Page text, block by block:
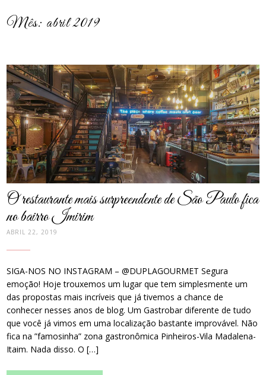
Mês: abril 2019
post
thumbnail
O restaurante mais surpreendente de São Paulo fica
no bairro Imirim
ABRIL 22, 2019
SIGA-NOS NO INSTAGRAM – @DUPLAGOURMET Segura
emoção! Hoje trouxemos um lugar que tem simplesmente um
das propostas mais incríveis que já tivemos a chance de
conhecer nesses anos de blog. Um Gastrobar diferente de tudo
que você já vimos em uma localização bastante improvável. Não
fica na ”famosinha” zona gastronômica Pinheiros-Vila Madalena-
Itaim. Nada disso. O […]